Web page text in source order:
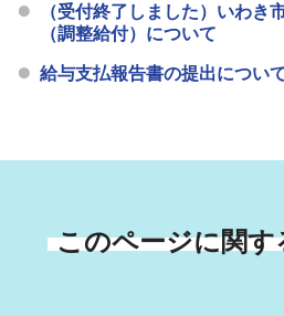
（受付終了しました）いわき
（調整給付）について
給与支払報告書の提出につい
このページに関す